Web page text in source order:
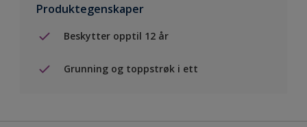
Produktegenskaper
Beskytter opptil 12 år
Grunning og toppstrøk i ett